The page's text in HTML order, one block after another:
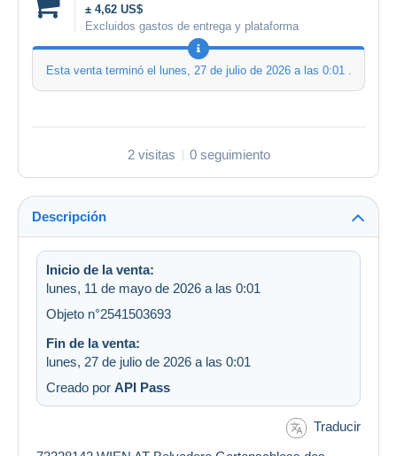
± 4,62 US$
Excluidos gastos de entrega y plataforma
Esta venta terminó el lunes, 27 de julio de 2026 a las 0:01.
2 visitas 0 seguimiento
Descripción
Inicio de la venta:
lunes, 11 de mayo de 2026 a las 0:01
Objeto n°2541503693
Fin de la venta:
lunes, 27 de julio de 2026 a las 0:01
Creado por API Pass
Traducir